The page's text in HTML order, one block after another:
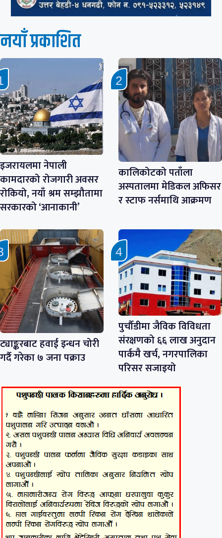
नयाँ प्रकाशित
इजरायलमा नेपाली
कामदारको रोजगारी अवसर
रोकियो, नयाँ श्रम सम्झौतामा
सरकारको ‘आनाकानी’
कालिकोटको पताँला
अस्पतालमा मेडिकल अफिसर
र स्टाफ नर्समाथि आक्रमण
ट्याङ्करबाट हवाई इन्धन चोरी
गर्दै गरेका ७ जना पक्राउ
पुर्चौडीमा जैविक विविधता
संरक्षणको ६६ लाख अनुदान
पार्कमै खर्च, नगरपालिका
परिसर सजाइयो